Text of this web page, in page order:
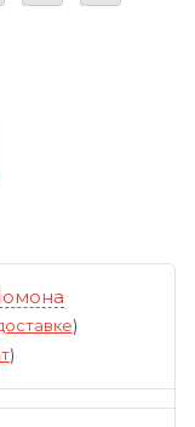
)
)